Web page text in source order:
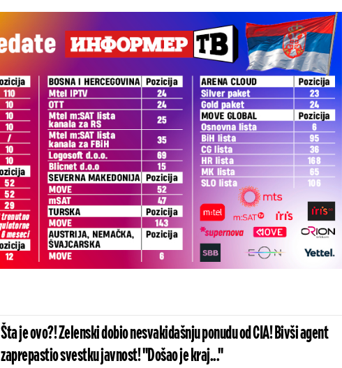
Šta je ovo?! Zelenski dobio nesvakidašnju ponudu od CIA! Bivši agent
zaprepastio svestku javnost! "Došao je kraj..."